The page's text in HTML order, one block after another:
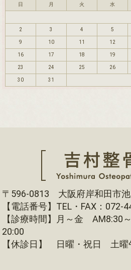
日 月 火 水
2 3 4 5
9 10 11 12
16 17 18 19
23 24 25 26
30 31
〒596-0813 大阪府岸和田市
【電話番号】TEL・FAX：072-
【診療時間】月～金 AM8:30
20:00
【休診日】 日曜・祝日 土曜